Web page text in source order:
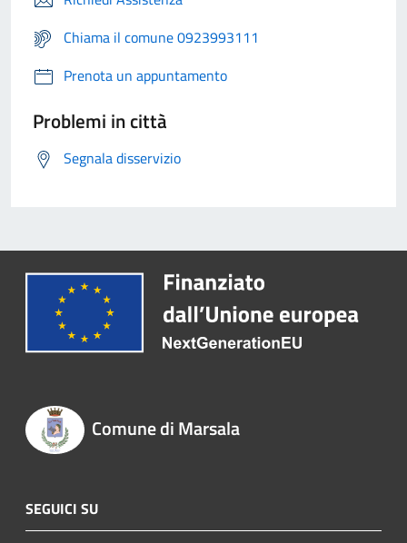
Chiama il comune 0923993111
Prenota un appuntamento
Problemi in città
Segnala disservizio
Comune di Marsala
SEGUICI SU